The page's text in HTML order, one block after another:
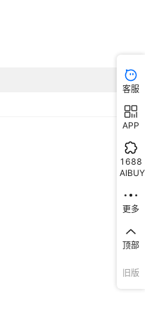
客服
APP
1688
AIBUY
更多
顶部
旧版